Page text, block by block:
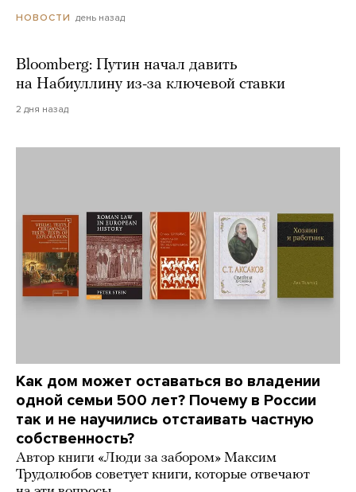
НОВОСТИ день назад
Bloomberg: Путин начал давить
на Набиуллину из-за ключевой ставки
2 дня назад
Как дом может оставаться во владении
одной семьи 500 лет? Почему в России
так и не научились отстаивать частную
собственность?
Автор книги «Люди за забором» Максим
Трудолюбов советует книги, которые отвечают